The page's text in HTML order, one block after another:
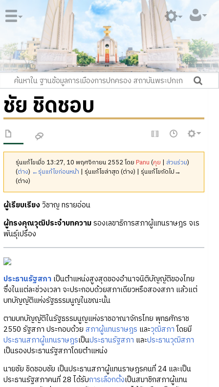
ชัย ชิดชอบ
รุ่นแก้ไขเมื่อ 13:27, 10 พฤศจิกายน 2552 โดยPanu (คุย | ส่วนร่วม)
(ต่าง) ←รุ่นแก้ไขก่อนหน้า | รุ่นแก้ไขล่าสุด (ต่าง) | รุ่นแก้ไขถัดไป→
(ต่าง)
ผู้เรียบเรียงวิชาญ ทรายอ่อน
ผู้ทรงคุณวุฒิประจำบทความรองเลขาธิการสภาผู้แทนราษฎร จเร
พันธุ์เปรื่อง
ประธานรัฐสภาเป็นตำแหน่งสูงสุดของอำนาจนิติบัญญัติของไทย
ซึ่งในแต่ละช่วงเวลา จะประกอบด้วยสภาเดียวหรือสองสภา แล้วแต่
บทบัญญัติแห่งรัฐธรรมนูญในขณะนั้น
ตามบทบัญญัติในรัฐธรรมนูญแห่งราชอาณาจักรไทย พุทธศักราช
2550 รัฐสภา ประกอบด้วย สภาผู้แทนราษฎร และวุฒิสภาโดยมี
ประธานสภาผู้แทนราษฎรเป็นประธานรัฐสภา และประธานวุฒิสภา
เป็นรองประธานรัฐสภาโดยตำแหน่ง
นายชัย ชิดชอบชัย เป็นประธานสภาผู้แทนราษฎรคนที่ 24 และเป็น
ประธานรัฐสภาคนที่ 28 ได้รับการเลือกตั้งเป็นสมาชิกสภาผู้แทน